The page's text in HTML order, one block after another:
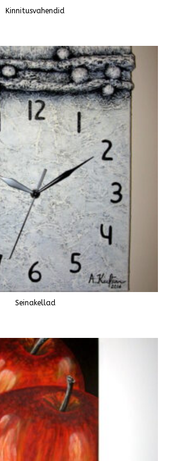
Kinnitusvahendid
Seinakellad